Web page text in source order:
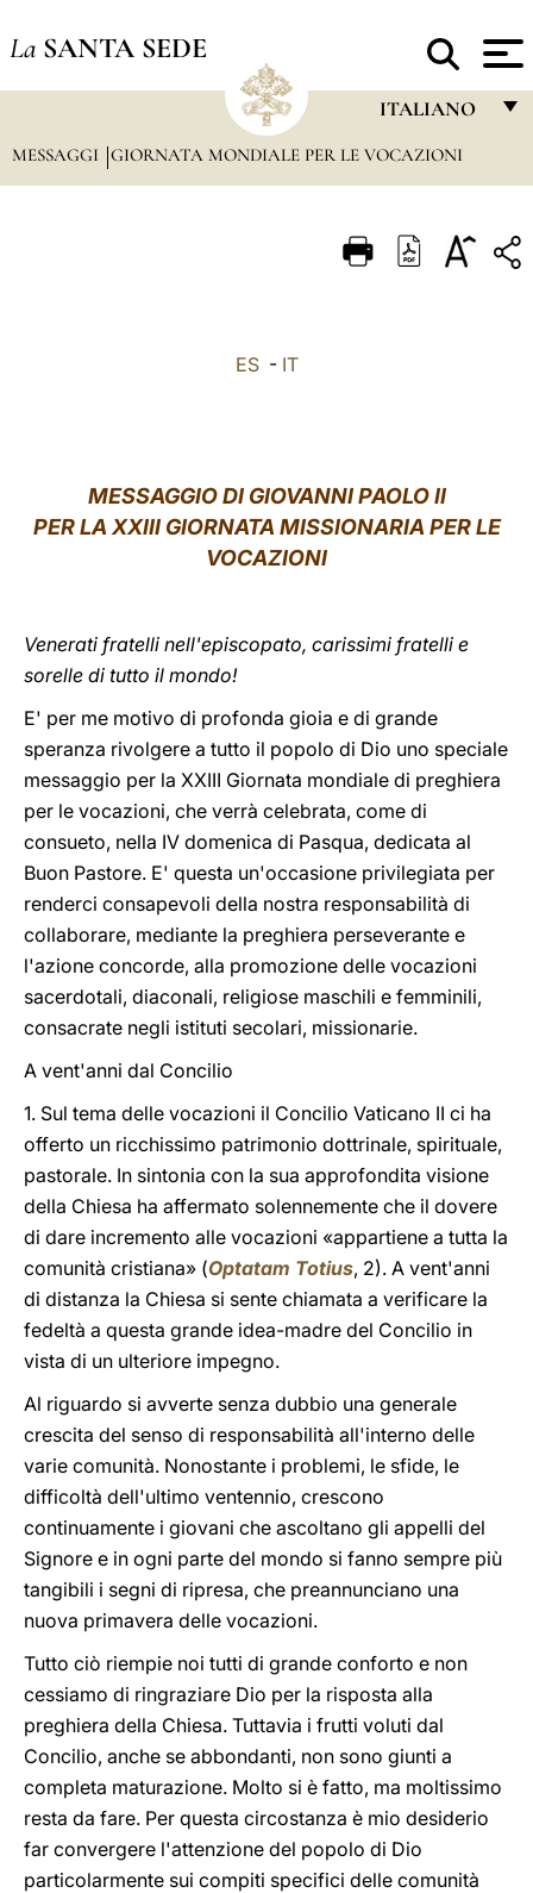
La SANTA SEDE
ITALIANO
FRANÇAIS
ITALIANO
中文
MESSAGGI GIORNATA MONDIALE PER LE VOCAZIONI
ES- IT
MESSAGGIO DI GIOVANNI PAOLO II
PER LA XXIII GIORNATA MISSIONARIA PER LE
VOCAZIONI
Venerati fratelli nell'episcopato, carissimi fratelli e
sorelle di tutto il mondo!
E' per me motivo di profonda gioia e di grande
speranza rivolgere a tutto il popolo di Dio uno speciale
messaggio per la XXIII Giornata mondiale di preghiera
per le vocazioni, che verrà celebrata, come di
consueto, nella IV domenica di Pasqua, dedicata al
Buon Pastore. E' questa un'occasione privilegiata per
renderci consapevoli della nostra responsabilità di
collaborare, mediante la preghiera perseverante e
l'azione concorde, alla promozione delle vocazioni
sacerdotali, diaconali, religiose maschili e femminili,
consacrate negli istituti secolari, missionarie.
A vent'anni dal Concilio
1. Sul tema delle vocazioni il Concilio Vaticano II ci ha
offerto un ricchissimo patrimonio dottrinale, spirituale,
pastorale. In sintonia con la sua approfondita visione
della Chiesa ha affermato solennemente che il dovere
di dare incremento alle vocazioni «appartiene a tutta la
comunità cristiana» (Optatam Totius, 2). A vent'anni
di distanza la Chiesa si sente chiamata a verificare la
fedeltà a questa grande idea-madre del Concilio in
vista di un ulteriore impegno.
Al riguardo si avverte senza dubbio una generale
crescita del senso di responsabilità all'interno delle
varie comunità. Nonostante i problemi, le sfide, le
difficoltà dell'ultimo ventennio, crescono
continuamente i giovani che ascoltano gli appelli del
Signore e in ogni parte del mondo si fanno sempre più
tangibili i segni di ripresa, che preannunciano una
nuova primavera delle vocazioni.
Tutto ciò riempie noi tutti di grande conforto e non
cessiamo di ringraziare Dio per la risposta alla
preghiera della Chiesa. Tuttavia i frutti voluti dal
Concilio, anche se abbondanti, non sono giunti a
completa maturazione. Molto si è fatto, ma moltissimo
resta da fare. Per questa circostanza è mio desiderio
far convergere l'attenzione del popolo di Dio
particolarmente sui compiti specifici delle comunità